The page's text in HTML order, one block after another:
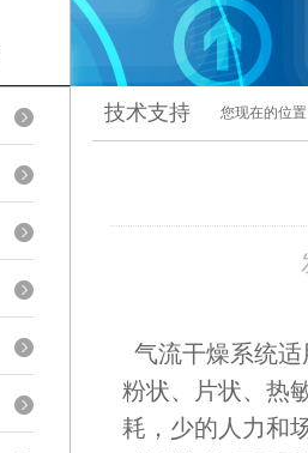
技术支持 您现在的位
气流干燥系统
粉状、片状、热
耗，少的人力和